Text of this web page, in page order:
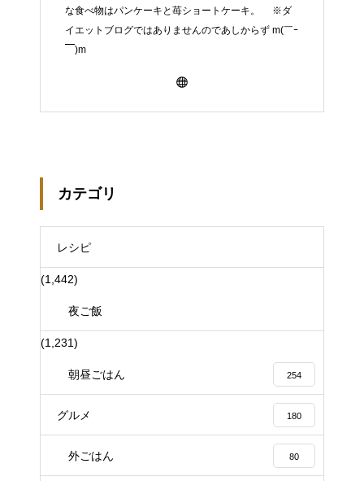
な食べ物はパンケーキと苺ショートケーキ。 ※ダ
イエットブログではありませんのであしからず m(￣ｰ
￣)m
カテゴリ
レシピ
(1,442)
夜ご飯
(1,231)
朝昼ごはん 254
グルメ 180
外ごはん 80